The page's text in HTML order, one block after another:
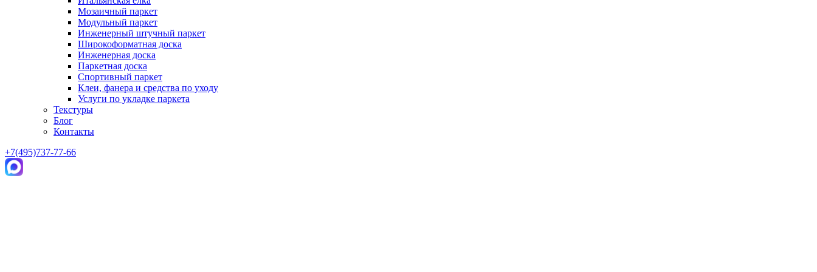
Мозаичный паркет
Модульный паркет
Инженерный штучный паркет
Широкоформатная доска
Инженерная доска
Паркетная доска
Спортивный паркет
Клеи, фанера и средства по уходу
Услуги по укладке паркета
Текстуры
Блог
Контакты
+7(495)737-77-66